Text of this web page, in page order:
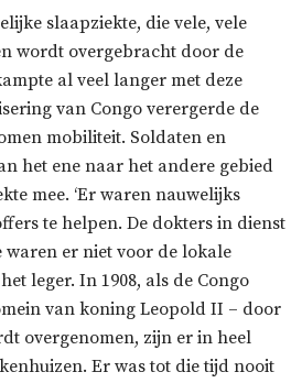
slaapziekte, die vele, vele
wordt overgebracht door de
al veel langer met deze
van Congo verergerde de
mobiliteit. Soldaten en
het ene naar het andere gebied
mee. ‘Er waren nauwelijks
te helpen. De dokters in dienst
waren er niet voor de lokale
leger. In 1908, als de Congo
van koning Leopold II – door
overgenomen, zijn er in heel
Er was tot die tijd nooit